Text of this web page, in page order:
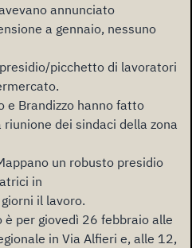
annunciato
a gennaio, nessuno
picchetto di lavoratori
e Brandizzo hanno fatto
dei sindaci della zona
un robusto presidio
in
il lavoro.
per giovedì 26 febbraio alle
in Via Alfieri e, alle 12,